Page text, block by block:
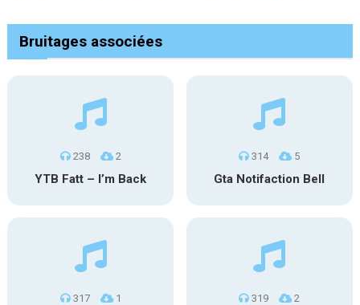
Bruitages associées
238 2
YTB Fatt – I’m Back
314 5
Gta Notifaction Bell
317 1 319 2